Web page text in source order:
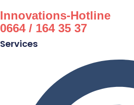
Innovations-Hotline
0664 / 164 35 37
Services